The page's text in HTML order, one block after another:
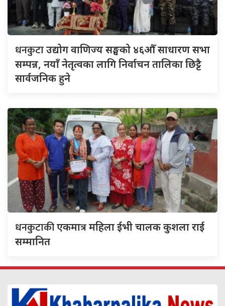
धनकुटाउद्योग वाणिज्य सङ्घको ४६औँ साधारण सभा
सम्पन्न, नयाँ नेतृत्वका लागि निर्वाचन तालिका छिट्टै
सार्वजनिक हुने
धनकुटाकीएकमात्र महिला ईभी चालक कुशला राई
सम्मानित